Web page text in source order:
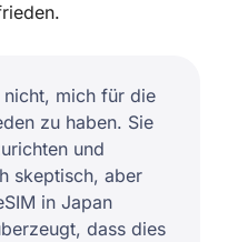
mich für die
zu haben. Sie
und
skeptisch, aber
in Japan
dass dies